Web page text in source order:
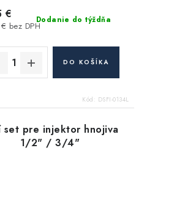
Dodanie do týždňa
bez DPH
€
DO KOŠÍKA
Kód: DSFI-0134L
set pre injektor hnojiva
1/2" / 3/4"